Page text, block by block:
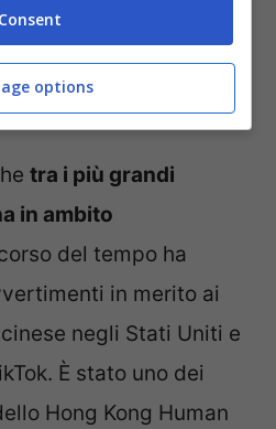
cambiando
tra i più grandi
in ambito
del tempo ha
in merito ai
negli Stati Uniti e
È stato uno dei
Hong Kong Human
Consent
options